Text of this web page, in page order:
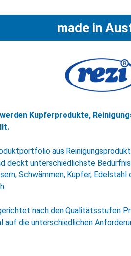
made in
Kupferprodukte,
aus
deckt unterschiedlichste
Schwämmen, Kupfer,
nach den Qualitätsstufen
auf die unterschiedlichen